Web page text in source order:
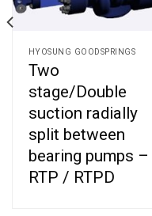
HYOSUNG GOODSPRINGS
Two
stage/Double
suction radially
split between
bearing pumps –
RTP / RTPD